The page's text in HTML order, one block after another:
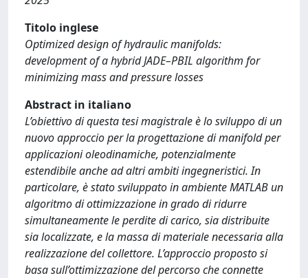
Titolo inglese
Optimized design of hydraulic manifolds:
development of a hybrid JADE–PBIL algorithm for
minimizing mass and pressure losses
Abstract in italiano
L’obiettivo di questa tesi magistrale è lo sviluppo di un
nuovo approccio per la progettazione di manifold per
applicazioni oleodinamiche, potenzialmente
estendibile anche ad altri ambiti ingegneristici. In
particolare, è stato sviluppato in ambiente MATLAB un
algoritmo di ottimizzazione in grado di ridurre
simultaneamente le perdite di carico, sia distribuite
sia localizzate, e la massa di materiale necessaria alla
realizzazione del collettore. L’approccio proposto si
basa sull’ottimizzazione del percorso che connette